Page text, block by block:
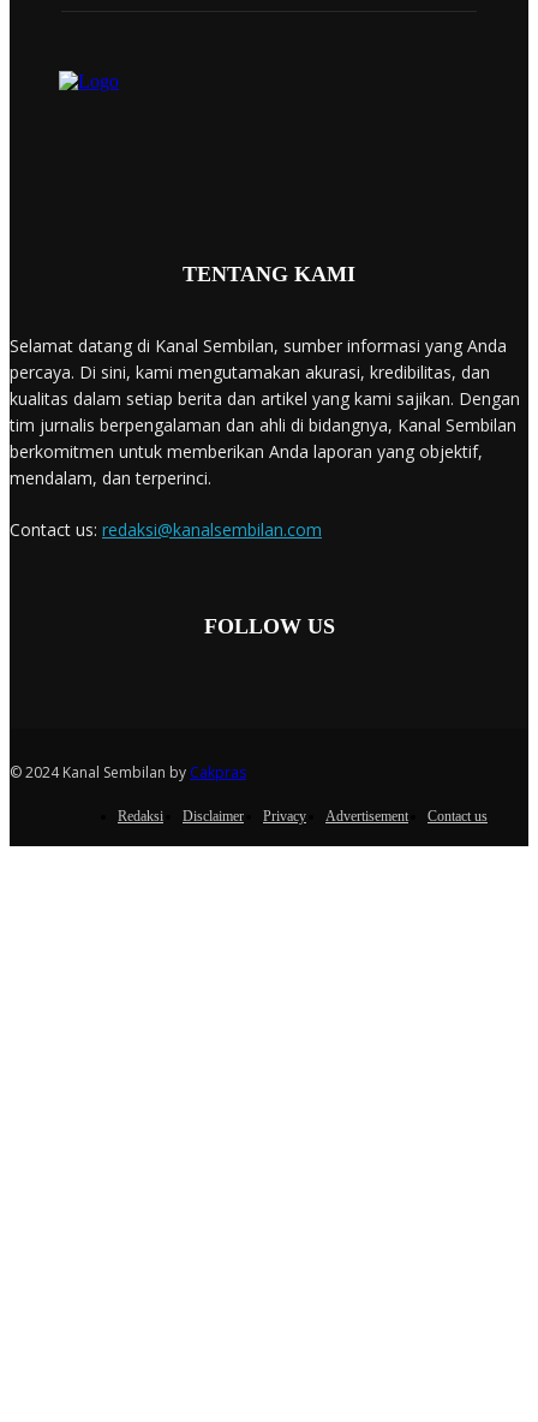
TENTANG KAMI
Selamat datang di Kanal Sembilan, sumber informasi yang Anda
percaya. Di sini, kami mengutamakan akurasi, kredibilitas, dan
kualitas dalam setiap berita dan artikel yang kami sajikan. Dengan
tim jurnalis berpengalaman dan ahli di bidangnya, Kanal Sembilan
berkomitmen untuk memberikan Anda laporan yang objektif,
mendalam, dan terperinci.
Contact us: redaksi@kanalsembilan.com
FOLLOW US
© 2024 Kanal Sembilan by Cakpras
Redaksi Disclaimer Privacy Advertisement Contact us